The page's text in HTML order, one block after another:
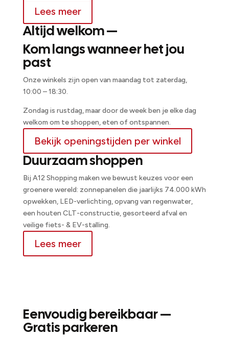
Lees meer
Altijd welkom —
Kom langs wanneer het jou
past
Onze winkels zijn open van maandag tot zaterdag,
10:00 – 18:30.
Zondag is rustdag, maar door de week ben je elke dag
welkom om te shoppen, eten of ontspannen.
Bekijk openingstijden per winkel
Duurzaam shoppen
Bij A12 Shopping maken we bewust keuzes voor een
groenere wereld: zonnepanelen die jaarlijks 74.000 kWh
opwekken, LED-verlichting, opvang van regenwater,
een houten CLT-constructie, gesorteerd afval en
veilige fiets- & EV-stalling.
Lees meer
Eenvoudig bereikbaar —
Gratis parkeren